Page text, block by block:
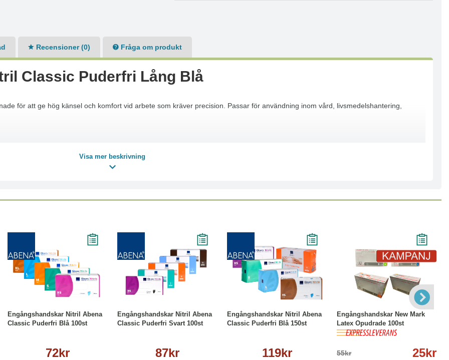
Recensioner (0) Fråga om produkt
Classic Puderfri Lång Blå
för att ge hög känsel och komfort vid arbete som kräver precision. Passar för användning inom vård, livsmedelshantering,
Visa mer beskrivning
Engångshandskar Nitril Abena
Classic Puderfri Blå 100st
72kr
Läs mer
Engångshandskar Nitril Abena
Classic Puderfri Svart 100st
87kr
Läs mer
Engångshandskar Nitril Abena
Classic Puderfri Blå 150st
119kr
Läs mer
Engångshandskar New Mark
Latex Opudrade 100st
55kr 25kr
-55% Läs mer